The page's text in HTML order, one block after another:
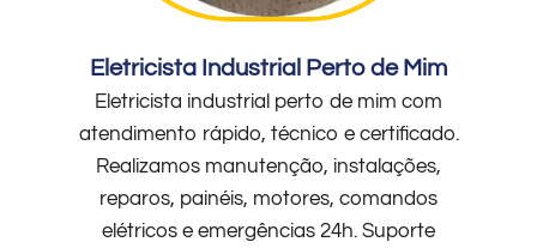
Eletricista Industrial Perto de Mim
Eletricista industrial perto de mim com
atendimento rápido, técnico e certificado.
Realizamos manutenção, instalações,
reparos, painéis, motores, comandos
elétricos e emergências 24h. Suporte